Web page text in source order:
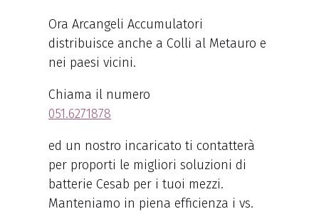
Ora Arcangeli Accumulatori
distribuisce anche a Colli al Metauro e
nei paesi vicini.
Chiama il numero
051.6271878
ed un nostro incaricato ti contatterà
per proporti le migliori soluzioni di
batterie Cesab per i tuoi mezzi.
Manteniamo in piena efficienza i vs.